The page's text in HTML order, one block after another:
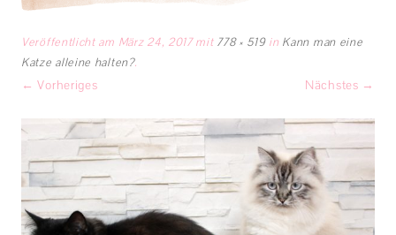
Veröffentlicht am März 24, 2017mit 778 × 519in Kann man eine
Katze alleine halten?.
← Vorheriges Nächstes →